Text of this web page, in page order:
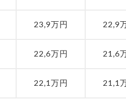
23,9万円 22,9
22,6万円 21,6
22,1万円 21,1